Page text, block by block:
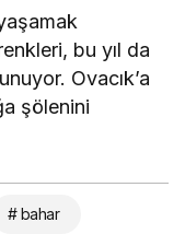
bu yıl da
Ovacık’a
şölenini
# bahar